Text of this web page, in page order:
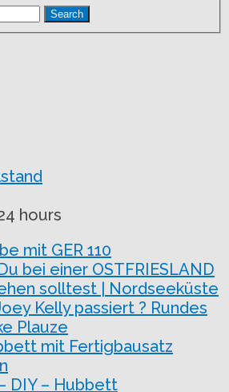
Search
hours
mit GER 110
bei einer OSTFRIESLAND
solltest | Nordseeküste
Kelly passiert ? Rundes
Plauze
mit Fertigbausatz
DIY – Hubbett